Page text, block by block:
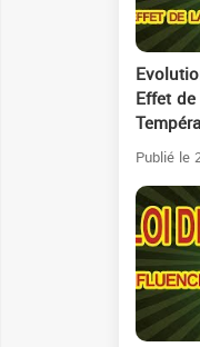
Effet
Publié le